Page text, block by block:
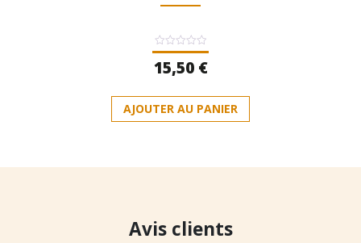
Note
0
sur
15,50 €
AJOUTER AU PANIER
Avis clients